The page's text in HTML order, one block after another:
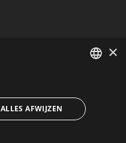
Contacteer ons
×
ALLES AFWIJZEN